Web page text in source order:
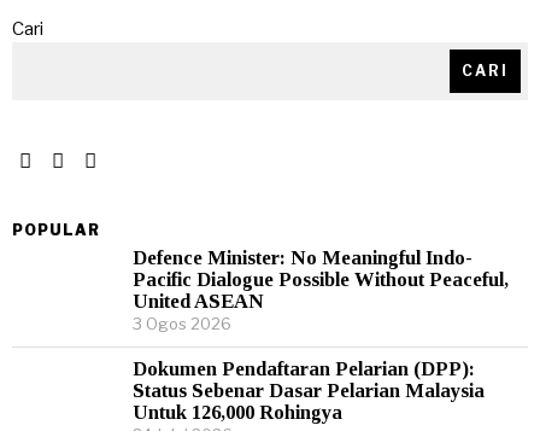
Cari
CARI
POPULAR
Defence Minister: No Meaningful Indo-
Pacific Dialogue Possible Without Peaceful,
United ASEAN
3 Ogos 2026
Dokumen Pendaftaran Pelarian (DPP):
Status Sebenar Dasar Pelarian Malaysia
Untuk 126,000 Rohingya